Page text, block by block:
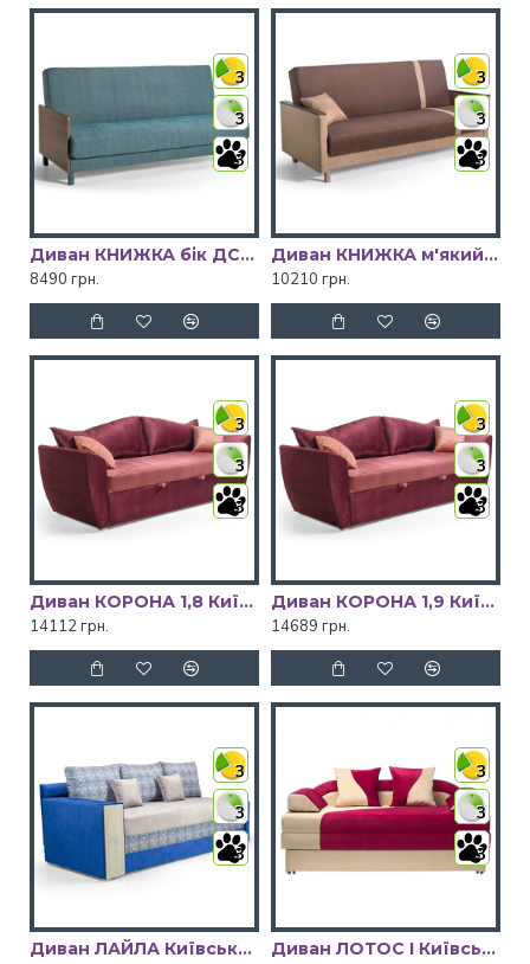
3
3
3
Диван КНИЖКА бік ДСП Київський Стандарт
8490 грн.
3
3
3
Диван КНИЖКА м'який бік Київський Стандарт
10210 грн.
3
3
3
Диван КОРОНА 1,8 Київський Стандарт
14112 грн.
3
3
3
Диван КОРОНА 1,9 Київський Стандарт
14689 грн.
3
3
3
Диван ЛАЙЛА Київський Стандарт
3
3
3
Диван ЛОТОС І Київський Стандарт